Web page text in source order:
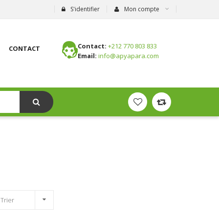
S'identifier Mon compte
CONTACT Contact: +212 770 803 833
Email: info@apyapara.com